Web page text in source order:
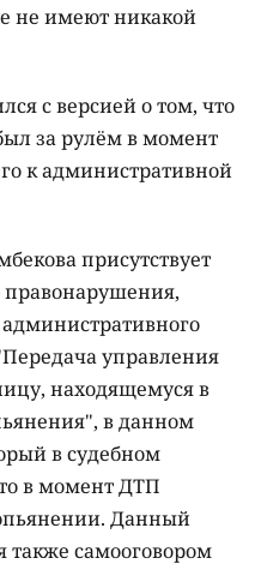
не имеют никакой
с версией о том, что
за рулём в момент
к административной
присутствует
правонарушения,
управления
находящемуся в
в данном
в судебном
в момент ДТП
Данный
также самооговором